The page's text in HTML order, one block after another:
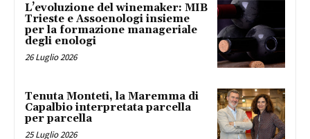
L’evoluzione del winemaker: MIB
Trieste e Assoenologi insieme
per la formazione manageriale
degli enologi
26 Luglio 2026
Tenuta Monteti, la Maremma di
Capalbio interpretata parcella
per parcella
25 Luglio 2026